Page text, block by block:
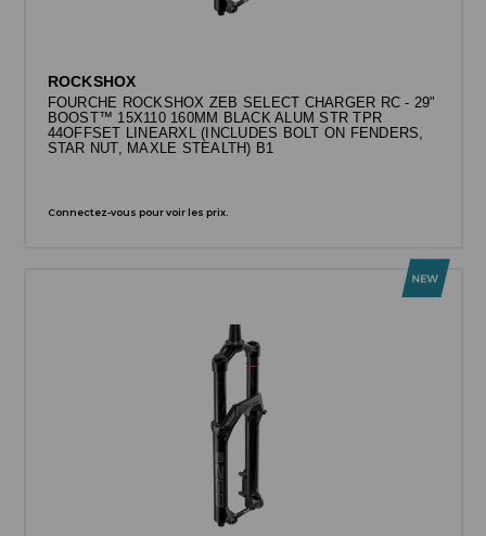
ROCKSHOX
FOURCHE ROCKSHOX ZEB SELECT CHARGER RC - 29"
BOOST™ 15X110 160MM BLACK ALUM STR TPR
44OFFSET LINEARXL (INCLUDES BOLT ON FENDERS,
STAR NUT, MAXLE STEALTH) B1
Connectez-vous pour voir les prix.